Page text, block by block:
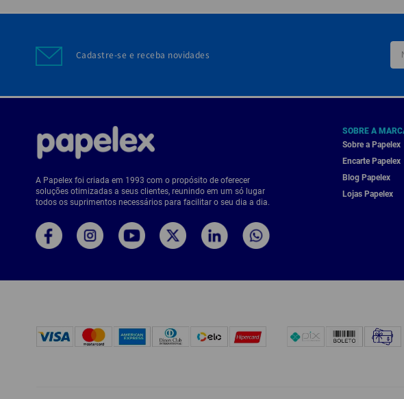
Cadastre-se e receba novidades
A Papelex foi criada em 1993 com o propósito de oferecer
soluções otimizadas a seus clientes, reunindo em um só lugar
todos os suprimentos necessários para facilitar o seu dia a dia.
SOBRE A
Sobre a Papelex
Encarte Papelex
Blog Papelex
Lojas Papelex